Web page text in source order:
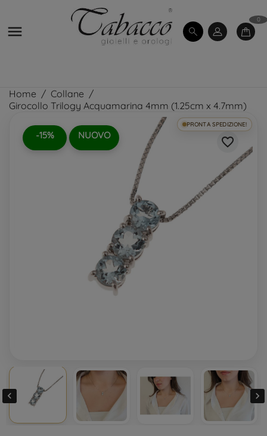

0
Home
Collane
Girocollo Trilogy Acquamarina 4mm (1.25cm x 4.7mm)
-15% NUOVO
PRONTA SPEDIZIONE!
favorite_border
 